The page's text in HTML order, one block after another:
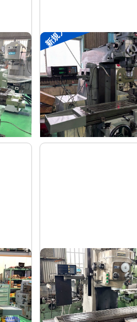
新規入荷
#2ラムフライス盤
メーカー 静岡
形 式VHR-SD
年 式-
#2立フライス盤
メーカー 山崎技研
形 式 YZ-75